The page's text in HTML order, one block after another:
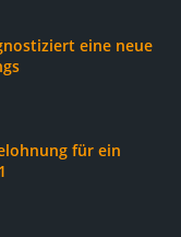
eine neue
für ein